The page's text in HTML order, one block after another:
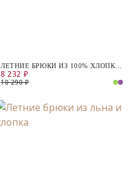
ЛЕТНИЕ БРЮКИ ИЗ 100% ХЛОПКА
НА ЭЛАСТИЧНОМ ПОЯСЕ
8 232 ₽
10 290 ₽